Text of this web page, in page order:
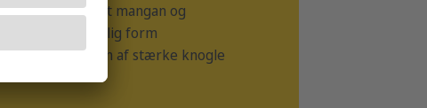
C-vitamin samt mangan og
i en let optagelig form
dannelsen af stærke knogle